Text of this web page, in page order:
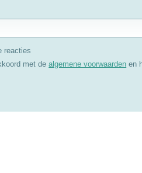
reacties
met dealgemene voorwaarden en